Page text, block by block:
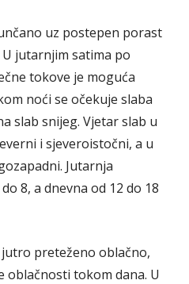
uz postepen porast
jutarnjim satima po
tokove je moguća
noći se očekuje slaba
slab snijeg. Vjetar slab u
i sjeveroistočni, a u
Jutarnja
8, a dnevna od 12 do 18
jutro preteženo oblačno,
oblačnosti tokom dana. U